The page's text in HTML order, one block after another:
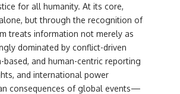
for all humanity. At its core,
but through the recognition of
treats information not merely as
dominated by conflict-driven
and human-centric reporting
and international power
consequences of global events—